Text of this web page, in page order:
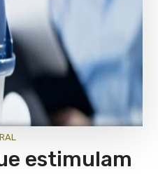
estimulam